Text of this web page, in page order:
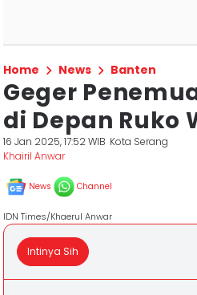
Home News Banten
Geger
di Depan Ruko
16 Jan 2025, 17:52 WIB Kota Serang
Khairil Anwar
News Channel
IDN Times/Khaerul Anwar
Intinya Sih